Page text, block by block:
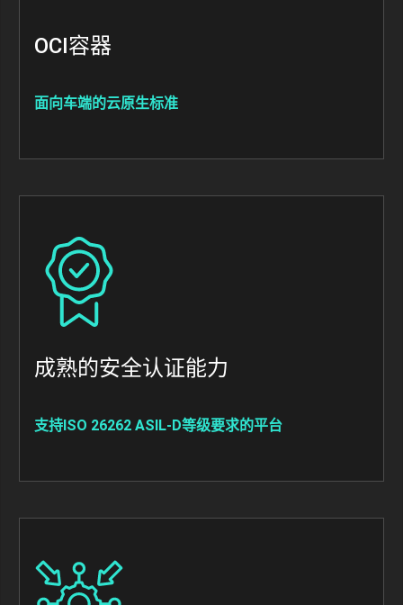
OCI容器
面向车端的云原生标准
Image
成熟的安全认证能力
支持ISO 26262 ASIL-D等级要求的平台
Image